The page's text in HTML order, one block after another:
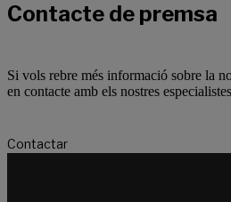
Contacte de premsa
Si vols rebre més informació sobre la
en contacte amb els nostres
Contactar